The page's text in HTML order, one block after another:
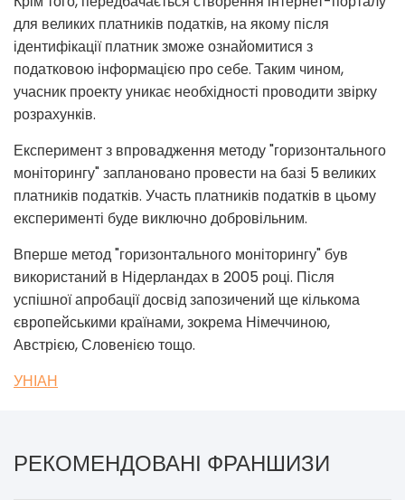
для великих платників податків, на якому після
ідентифікації платник зможе ознайомитися з
податковою інформацією про себе. Таким чином,
учасник проекту уникає необхідності проводити звірку
розрахунків.
Експеримент з впровадження методу "горизонтального
моніторингу" заплановано провести на базі 5 великих
платників податків. Участь платників податків в цьому
експерименті буде виключно добровільним.
Вперше метод "горизонтального моніторингу" був
використаний в Нідерландах в 2005 році. Після
успішної апробації досвід запозичений ще кількома
європейськими країнами, зокрема Німеччиною,
Австрією, Словенією тощо.
УНІАН
РЕКОМЕНДОВАНІ ФРАНШИЗИ